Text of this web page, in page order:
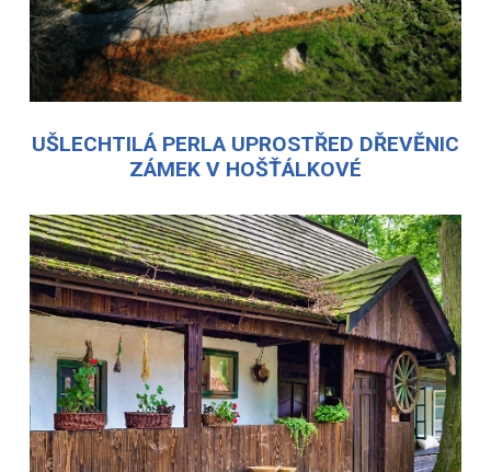
UŠLECHTILÁ PERLA UPROSTŘED DŘEVĚNIC
ZÁMEK V HOŠŤÁLKOVÉ